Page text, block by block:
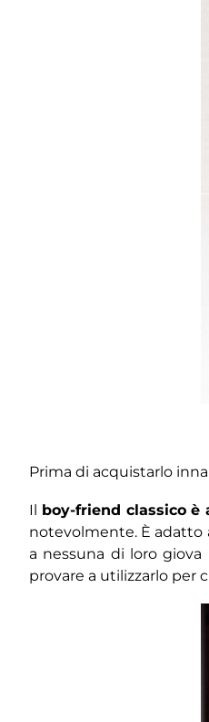
Prima di acquistarlo
Il boy-friend classico è
notevolmente. È adatto
a nessuna di loro
provare a utilizzarlo per